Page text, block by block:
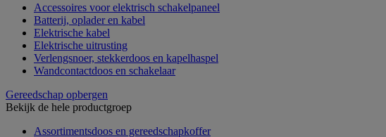
Accessoires voor elektrisch schakelpaneel
Batterij, oplader en kabel
Elektrische kabel
Elektrische uitrusting
Verlengsnoer, stekkerdoos en kapelhaspel
Wandcontactdoos en schakelaar
Gereedschap opbergen
Bekijk de hele productgroep
Assortimentsdoos en gereedschapkoffer